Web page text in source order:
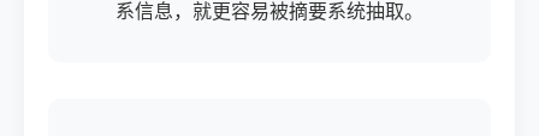
系信息，就更容易被摘要系统抽取。